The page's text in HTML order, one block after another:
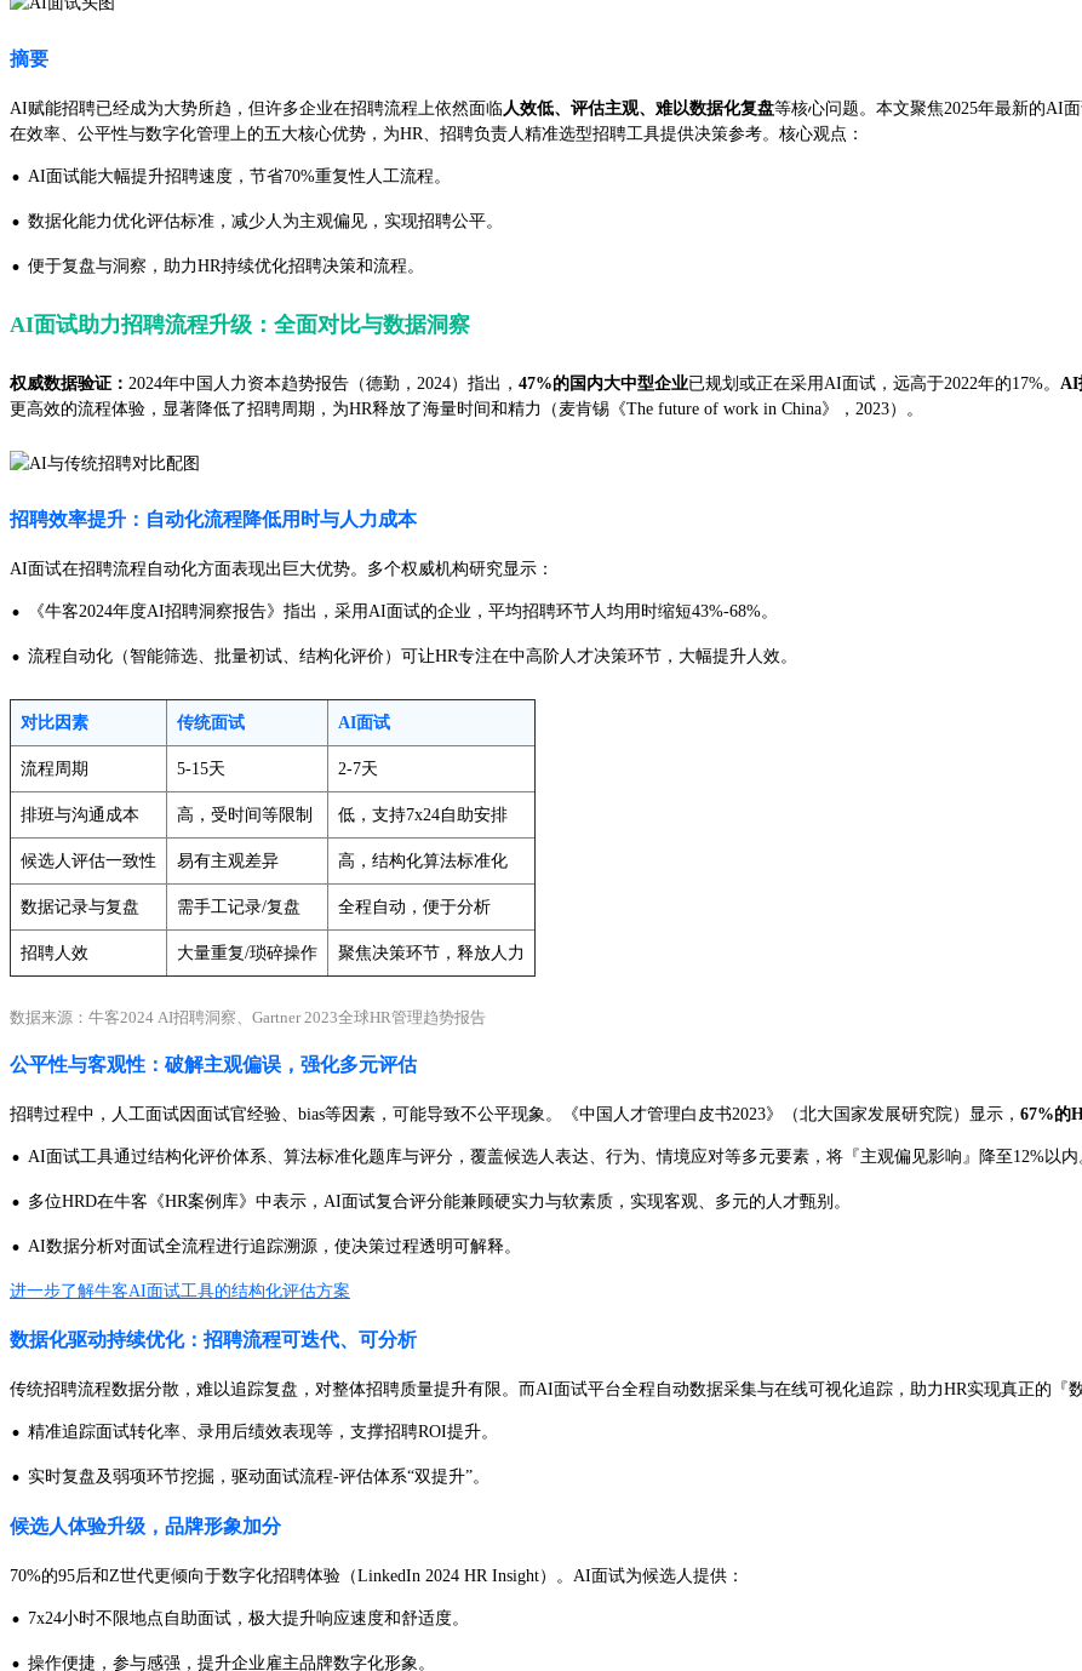
摘要
AI赋能招聘已经成为大势所趋，但许多企业在招聘流程上依然面临 人效低、评估主观、难以数据化复盘等核心问题。本文聚焦2025年最新的AI
在效率、公平性与数字化管理上的五大核心优势，为HR、招聘负责人精准选型招聘工具提供决策参考。核心观点：
· AI面试能大幅提升招聘速度，节省70%重复性人工流程。
· 数据化能力优化评估标准，减少人为主观偏见，实现招聘公平。
· 便于复盘与洞察，助力HR持续优化招聘决策和流程。
AI面试助力招聘流程升级：全面对比与数据洞察
权威数据验证： 2024年中国人力资本趋势报告（德勤，2024）指出， 47%的国内大中型企业已规划或正在采用AI面试，远高于2022年的17%。 AI
更高效的流程体验，显著降低了招聘周期，为HR释放了海量时间和精力（麦肯锡《The future of work in China》，2023）。
招聘效率提升：自动化流程降低用时与人力成本
AI面试在招聘流程自动化方面表现出巨大优势。多个权威机构研究显示：
· 《牛客2024年度AI招聘洞察报告》指出，采用AI面试的企业，平均招聘环节人均用时缩短43%-68%。
· 流程自动化（智能筛选、批量初试、结构化评价）可让HR专注在中高阶人才决策环节，大幅提升人效。
对比因素 传统面试 AI面试
流程周期 5-15天 2-7天
排班与沟通成本 高，受时间等限制 低，支持7x24自助安排
候选人评估一致性 易有主观差异 高，结构化算法标准化
数据记录与复盘 需手工记录/复盘 全程自动，便于分析
招聘人效 大量重复/琐碎操作 聚焦决策环节，释放人力
数据来源：牛客2024 AI招聘洞察、Gartner 2023全球HR管理趋势报告
公平性与客观性：破解主观偏误，强化多元评估
招聘过程中，人工面试因面试官经验、bias等因素，可能导致不公平现象。《中国人才管理白皮书2023》（北大国家发展研究院）显示， 67%的
· AI面试工具通过结构化评价体系、算法标准化题库与评分，覆盖候选人表达、行为、情境应对等多元要素，将『主观偏见影响』降至12%以内
· 多位HRD在牛客《HR案例库》中表示，AI面试复合评分能兼顾硬实力与软素质，实现客观、多元的人才甄别。
· AI数据分析对面试全流程进行追踪溯源，使决策过程透明可解释。
进一步了解牛客AI面试工具的结构化评估方案
数据化驱动持续优化：招聘流程可迭代、可分析
传统招聘流程数据分散，难以追踪复盘，对整体招聘质量提升有限。而AI面试平台全程自动数据采集与在线可视化追踪，助力HR实现真正的『
· 精准追踪面试转化率、录用后绩效表现等，支撑招聘ROI提升。
· 实时复盘及弱项环节挖掘，驱动面试流程-评估体系“双提升”。
候选人体验升级，品牌形象加分
70%的95后和Z世代更倾向于数字化招聘体验（LinkedIn 2024 HR Insight）。AI面试为候选人提供：
· 7x24小时不限地点自助面试，极大提升响应速度和舒适度。
操作便捷，参与感强，提升企业雇主品牌数字化形象。